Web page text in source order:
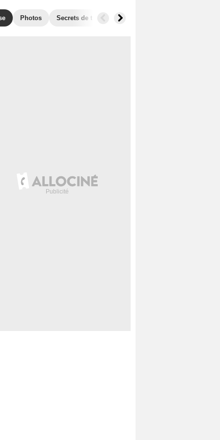
Photos Secrets de tournage